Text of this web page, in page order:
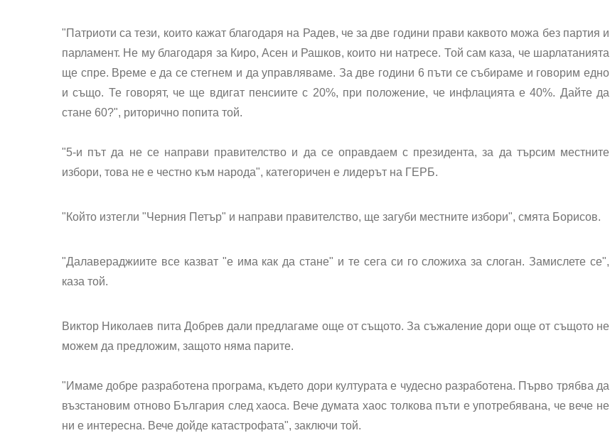
"Патриоти са тези, които кажат благодаря на Радев, че за две години прави каквото можа без партия и
парламент. Не му благодаря за Киро, Асен и Рашков, които ни натресе. Той сам каза, че шарлатанията
ще спре. Време е да се стегнем и да управляваме. За две години 6 пъти се събираме и говорим едно
и също. Те говорят, че ще вдигат пенсиите с 20%, при положение, че инфлацията е 40%. Дайте да
стане 60?", риторично попита той.
"5-и път да не се направи правителство и да се оправдаем с президента, за да търсим местните
избори, това не е честно към народа", категоричен е лидерът на ГЕРБ.
"Който изтегли "Черния Петър" и направи правителство, ще загуби местните избори", смята Борисов.
"Далавераджиите все казват "е има как да стане" и те сега си го сложиха за слоган. Замислете се",
каза той.
Виктор Николаев пита Добрев дали предлагаме още от същото. За съжаление дори още от същото не
можем да предложим, защото няма парите.
"Имаме добре разработена програма, където дори културата е чудесно разработена. Първо трябва да
възстановим отново България след хаоса. Вече думата хаос толкова пъти е употребявана, че вече не
ни е интересна. Вече дойде катастрофата", заключи той.